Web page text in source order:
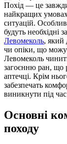
Похід — це
найкращих умовах
ситуацій.
будуть
Левомеколь, який
чи опіки, що
Левомеколь
загоєнню ран, що
аптечці. Крім
забезпечать
виникнути під
Основні
походу